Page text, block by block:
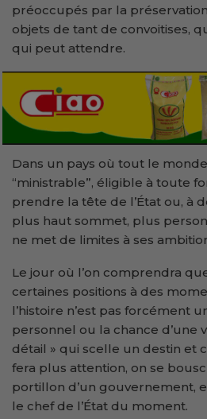
préoccupés par la
objets de tant de convoitises,
qui peut attendre.
Dans un pays où tout le
“ministrable”, éligible à toute
prendre la tête de l’État ou, à
plus haut sommet, plus
ne met de limites à ses
Le jour où l’on comprendra
certaines positions à des
l’histoire n’est pas forcément
personnel ou la chance d’une
détail » qui scelle un destin et
fera plus attention, on se
portillon d’un gouvernement,
le chef de l’État du moment.